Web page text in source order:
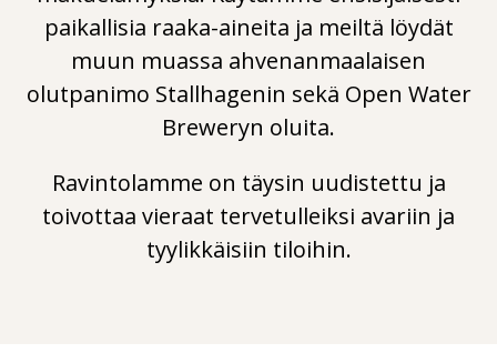
O
T
paikallisia raaka-aineita ja meiltä löydät
muun muassa ahvenanmaalaisen
olutpanimo Stallhagenin sekä Open Water
Breweryn oluita.
Ravintolamme on täysin uudistettu ja
toivottaa vieraat tervetulleiksi avariin ja
tyylikkäisiin tiloihin.